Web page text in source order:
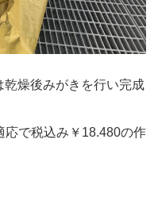
燥後みがきを行い完成
で税込み￥18.480の作